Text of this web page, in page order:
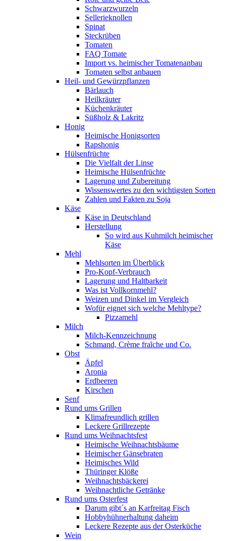
Schwarzwurzeln
Sellerieknollen
Spinat
Steckrüben
Tomaten
FAQ Tomate
Import vs. heimischer Tomatenanbau
Tomaten selbst anbauen
Heil- und Gewürzpflanzen
Bärlauch
Heilkräuter
Küchenkräuter
Süßholz & Lakritz
Honig
Heimische Honigsorten
Rapshonig
Hülsenfrüchte
Die Vielfalt der Linse
Heimische Hülsenfrüchte
Lagerung und Zubereitung
Wissenswertes zu den wichtigsten Sorten
Zahlen und Fakten zu Soja
Käse
Käse in Deutschland
Herstellung
So wird aus Kuhmilch heimischer
Käse
Mehl
Mehlsorten im Überblick
Pro-Kopf-Verbrauch
Lagerung und Haltbarkeit
Was ist Vollkornmehl?
Weizen und Dinkel im Vergleich
Wofür eignet sich welche Mehltype?
Pizzamehl
Milch
Milch-Kennzeichnung
Schmand, Crème fraȋche und Co.
Obst
Äpfel
Aronia
Erdbeeren
Kirschen
Senf
Rund ums Grillen
Klimafreundlich grillen
Leckere Grillrezepte
Rund ums Weihnachtsfest
Heimische Weihnachtsbäume
Heimischer Gänsebraten
Heimisches Wild
Thüringer Klöße
Weihnachtsbäckerei
Weihnachtliche Getränke
Rund ums Osterfest
Darum gibt´s an Karfreitag Fisch
Hobbyhühnerhaltung daheim
Leckere Rezepte aus der Osterküche
Wein